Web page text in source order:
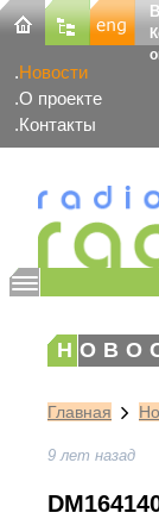
Новости
О проекте
Контакты
Главная
9 лет назад